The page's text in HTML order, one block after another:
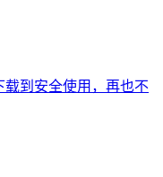
载到安全使用，再也不